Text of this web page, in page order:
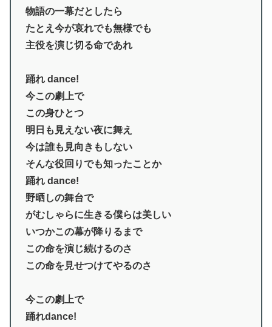
物語の一幕だとしたら
たとえ今が哀れでも無様でも
主役を演じ切る命であれ
踊れ dance!
今この劇上で
この身ひとつ
明日も見えない夜に舞え
今は誰も見向きもしない
そんな役回りでも知ったことか
踊れ dance!
野晒しの舞台で
がむしゃらに生きる僕らは美しい
いつかこの幕が降りるまで
この命を演じ続けるのさ
この命を見せつけてやるのさ
今この劇上で
踊れdance!